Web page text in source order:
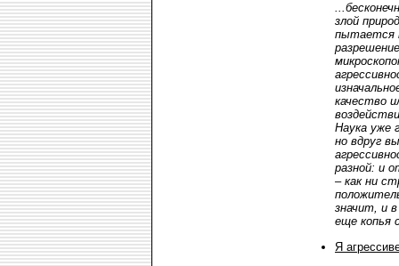
злой
пытается
качество
Наука уже
но вдруг
разной: и
– как ни
значит, и
еще копья
Я